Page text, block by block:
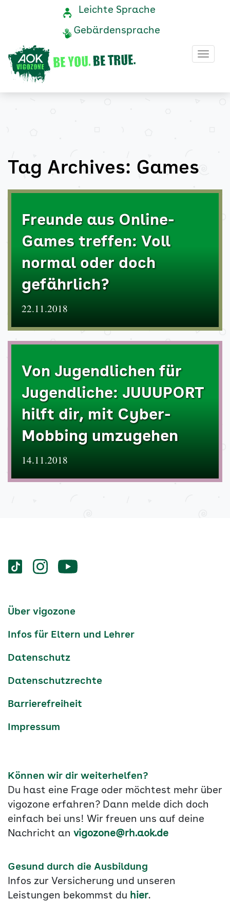
Archive
AOK
Vigozone
Navigation
Service-
Leichte Sprache
Gebärdensprache
Tag Archives: Games
Freunde aus Online-
Games treffen: Voll
normal oder doch
gefährlich?
22.11.2018
Von Jugendlichen für
Jugendliche: JUUUPORT
hilft dir, mit Cyber-
Mobbing umzugehen
14.11.2018
Services
Social-
vigozone.de
vigozone.devigozone.de
Services-
Über vigozone
Infos für Eltern und Lehrer
Datenschutz
Datenschutzrechte
Barrierefreiheit
Impressum
Können wir dir weiterhelfen?
Du hast eine Frage oder möchtest mehr über
vigozone erfahren? Dann melde dich doch
einfach bei uns! Wir freuen uns auf deine
Nachricht an vigozone@rh.aok.de
Gesund durch die Ausbildung
Infos zur Versicherung und unseren
Leistungen bekommst du hier.